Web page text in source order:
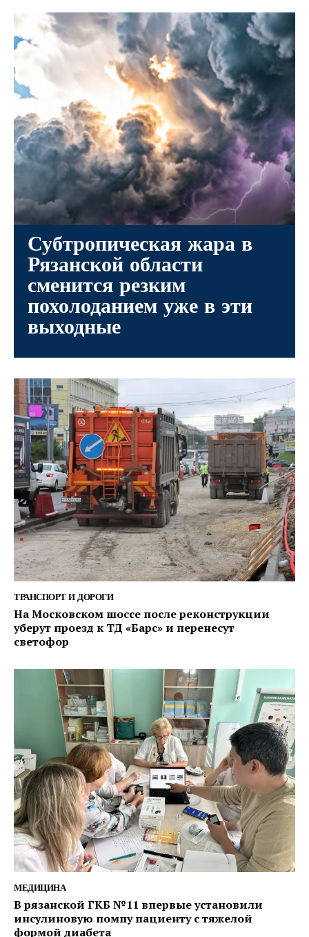
Субтропическая жара в
Рязанской области
сменится резким
похолоданием уже в эти
выходные
ТРАНСПОРТ И ДОРОГИ
На Московском шоссе после реконструкции
уберут проезд к ТД «Барс» и перенесут
светофор
МЕДИЦИНА
В рязанской ГКБ №11 впервые установили
инсулиновую помпу пациенту с тяжелой
формой диабета